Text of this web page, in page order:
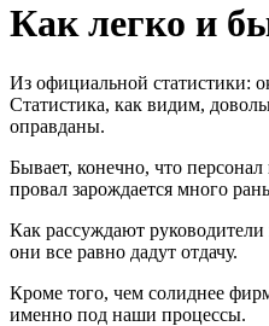
Как легко и
Из официальной статистики:
Статистика, как видим,
оправданы.
Бывает, конечно, что
провал зарождается много
Как рассуждают
они все равно дадут отдачу.
Кроме того, чем солиднее
именно под наши процессы.